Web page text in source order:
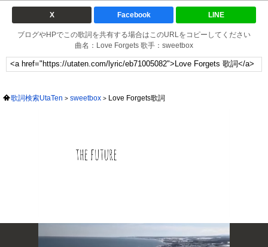
X Facebook LINE
ブログやHPでこの歌詞を共有する場合はこのURLをコピーしてください
曲名：Love Forgets 歌手：sweetbox
歌詞検索UtaTen sweetbox Love Forgets歌詞